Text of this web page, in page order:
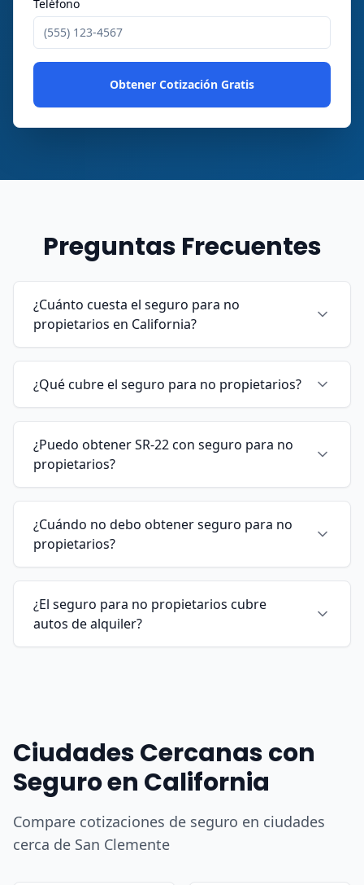
Teléfono
Obtener Cotización Gratis
Preguntas Frecuentes
¿Cuánto cuesta el seguro para no
propietarios en California?
¿Qué cubre el seguro para no propietarios?
¿Puedo obtener SR-22 con seguro para no
propietarios?
¿Cuándo no debo obtener seguro para no
propietarios?
¿El seguro para no propietarios cubre
autos de alquiler?
Ciudades Cercanas con
Seguro en California
Compare cotizaciones de seguro en ciudades
cerca de San Clemente